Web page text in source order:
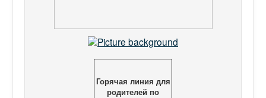
Горячая линия для
родителей по